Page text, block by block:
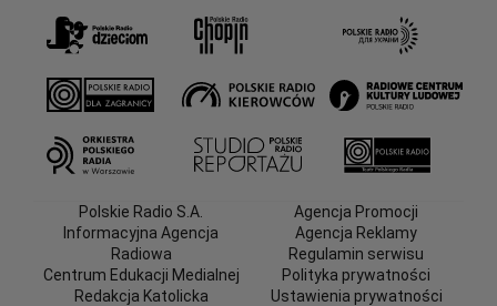
Polskie Radio S.A.
Informacyjna Agencja
Radiowa
Centrum Edukacji Medialnej
Redakcja Katolicka
Agencja Promocji
Agencja Reklamy
Regulamin serwisu
Polityka prywatności
Ustawienia prywatności